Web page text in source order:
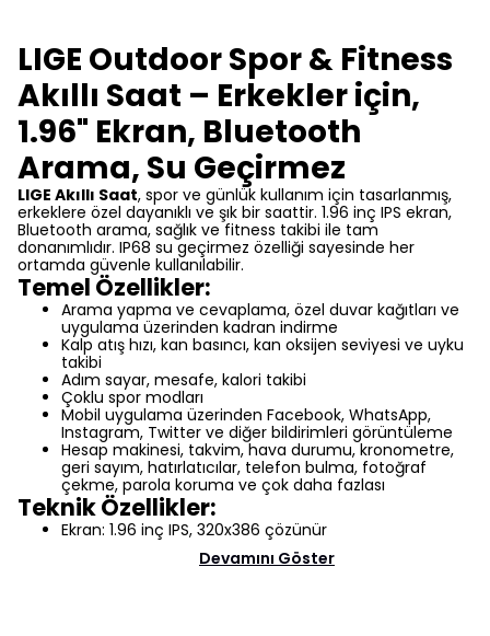
LIGE Outdoor Spor & Fitness
Akıllı Saat – Erkekler için,
1.96" Ekran, Bluetooth
Arama, Su Geçirmez
LIGE Akıllı Saat, spor ve günlük kullanım için tasarlanmış,
erkeklere özel dayanıklı ve şık bir saattir. 1.96 inç IPS ekran,
Bluetooth arama, sağlık ve fitness takibi ile tam
donanımlıdır. IP68 su geçirmez özelliği sayesinde her
ortamda güvenle kullanılabilir.
Temel Özellikler:
Arama yapma ve cevaplama, özel duvar kağıtları ve
uygulama üzerinden kadran indirme
Kalp atış hızı, kan basıncı, kan oksijen seviyesi ve uyku
takibi
Adım sayar, mesafe, kalori takibi
Çoklu spor modları
Mobil uygulama üzerinden Facebook, WhatsApp,
Instagram, Twitter ve diğer bildirimleri görüntüleme
Hesap makinesi, takvim, hava durumu, kronometre,
geri sayım, hatırlatıcılar, telefon bulma, fotoğraf
çekme, parola koruma ve çok daha fazlası
Teknik Özellikler:
Ekran: 1.96 inç IPS, 320x386 çözünür
Devamını Göster